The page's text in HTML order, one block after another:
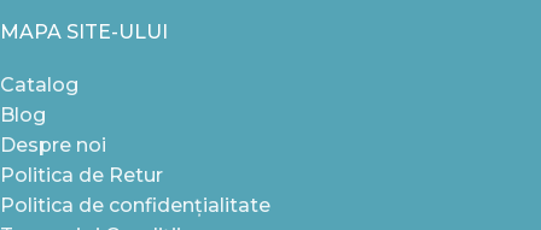
MAPA SITE-ULUI
Catalog
Blog
Despre noi
Politica de Retur
Politica de confidențialitate